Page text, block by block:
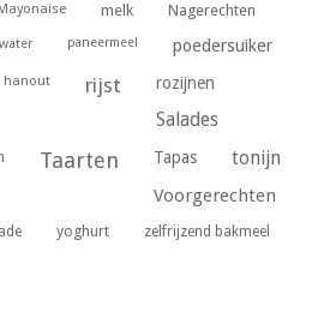
Mayonaise melk Nagerechten
paneermeel poedersuiker
hanout rijst rozijnen
Salades
Taarten Tapas tonijn
Voorgerechten
yoghurt zelfrijzend bakmeel